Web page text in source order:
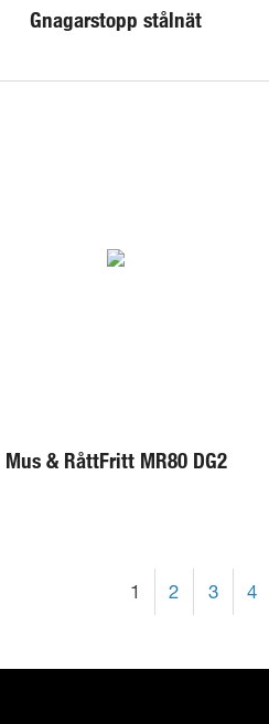
Gnagarstopp stålnät
Mus & RåttFritt MR80 DG2
1 2 3 4